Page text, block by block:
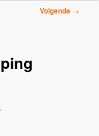
Volgende →